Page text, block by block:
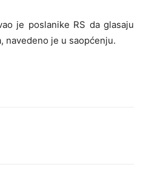
je poslanike RS da glasaju
navedeno je u saopćenju.